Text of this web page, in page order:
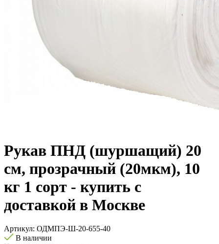
Рукав ПНД (шуршащий) 20
см, прозрачный (20мкм), 10
кг 1 сорт - купить с
доставкой в Москве
Артикул: ОДМПЭ-Ш-20-655-40
В наличии